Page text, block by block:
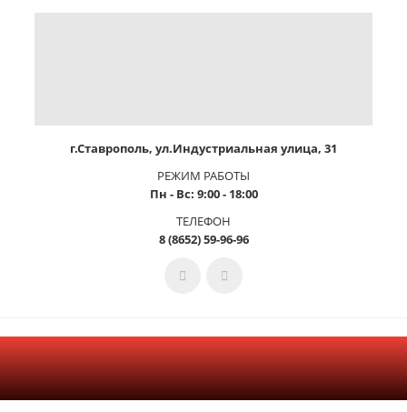
г.Ставрополь, ул.Индустриальная улица, 31
РЕЖИМ РАБОТЫ
Пн - Вс: 9:00 - 18:00
ТЕЛЕФОН
8 (8652) 59-96-96